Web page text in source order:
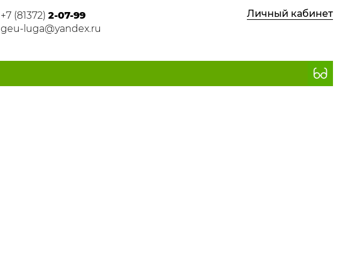
+7 (81372) 2-07-99
geu-luga@yandex.ru
Личный кабинет